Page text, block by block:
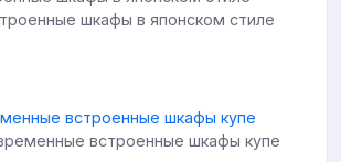
шкафы в японском стиле
встроенные шкафы купе